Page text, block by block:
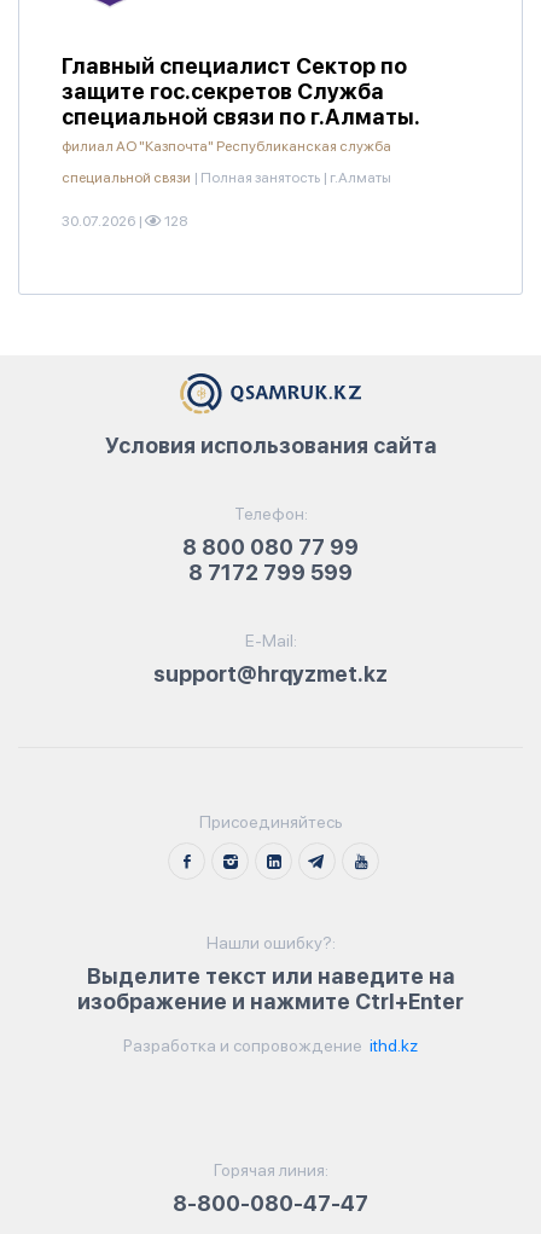
Главный специалист Сектор по
защите гос.секретов Служба
специальной связи по г.Алматы.
филиал АО "Казпочта" Республиканская служба
специальной связи | Полная занятость | г.Алматы
30.07.2026 | 128
Телефон:
8 800 080 77 99
8 7172 799 599
E-Mail:
support@hrqyzmet.kz
Условия использования сайта
Присоединяйтесь
Нашли ошибку?:
Выделите текст или наведите на
изображение и нажмите Ctrl+Enter
Разработка и сопровождение ithd.kz
Горячая линия:
8-800-080-47-47